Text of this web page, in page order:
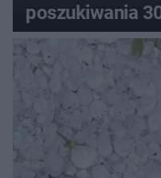
poszukiwania